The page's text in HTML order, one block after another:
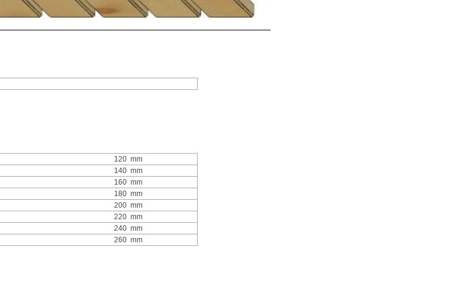
120 mm
140 mm
160 mm
180 mm
200 mm
220 mm
240 mm
260 mm